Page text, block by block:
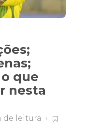
que
nesta
de leitura